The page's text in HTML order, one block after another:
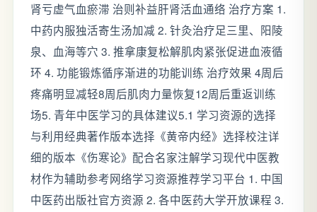
肾亏虚气血瘀滞 治则补益肝肾活血通络 治疗方案 1.
中药内服独活寄生汤加减 2. 针灸治疗足三里、阳陵
泉、血海等穴 3. 推拿康复松解肌肉紧张促进血液循
环 4. 功能锻炼循序渐进的功能训练 治疗效果 4周后
疼痛明显减轻8周后肌肉力量恢复12周后重返训练
场5. 青年中医学习的具体建议5.1 学习资源的选择
与利用经典著作版本选择《黄帝内经》选择校注详
细的版本《伤寒论》配合名家注解学习现代中医教
材作为辅助参考网络学习资源推荐学习平台 1. 中国
中医药出版社官方资源 2. 各中医药大学开放课程 3.